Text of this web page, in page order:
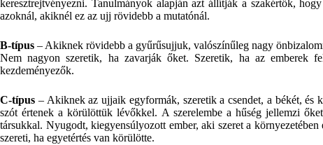
keresztrejtvényezni. Tanulmányok alapján azt állítják a szakértők,
azoknál, akiknél ez az ujj rövidebb a mutatónál.
B-típus – Akiknek rövidebb a gyűrűsujjuk, valószínűleg nagy
Nem nagyon szeretik, ha zavarják őket. Szeretik, ha az emberek
kezdeményezők.
C-típus – Akiknek az ujjaik egyformák, szeretik a csendet, a békét,
szót értenek a körülöttük lévőkkel. A szerelembe a hűség jellemzi
társukkal. Nyugodt, kiegyensúlyozott ember, aki szeret a
szereti, ha egyetértés van körülötte.